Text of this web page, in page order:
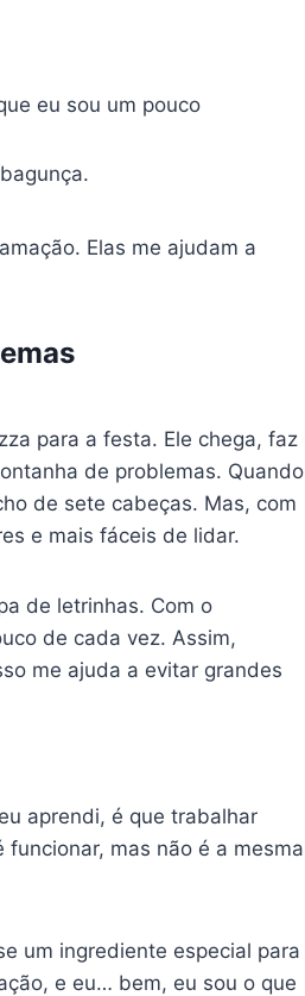
eu sou um pouco
Elas me ajudam a
para a festa. Ele chega, faz
de problemas. Quando
de sete cabeças. Mas, com
e mais fáceis de lidar.
de letrinhas. Com o
de cada vez. Assim,
me ajuda a evitar grandes
aprendi, é que trabalhar
mas não é a mesma
um ingrediente especial para
e eu… bem, eu sou o que